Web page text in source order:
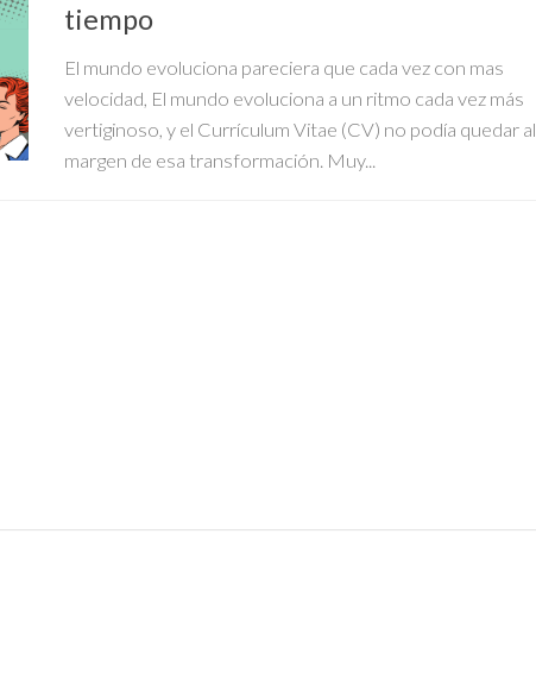
tiempo
El mundo evoluciona pareciera que cada vez con mas
velocidad, El mundo evoluciona a un ritmo cada vez más
vertiginoso, y el Currículum Vitae (CV) no podía quedar al
margen de esa transformación. Muy...